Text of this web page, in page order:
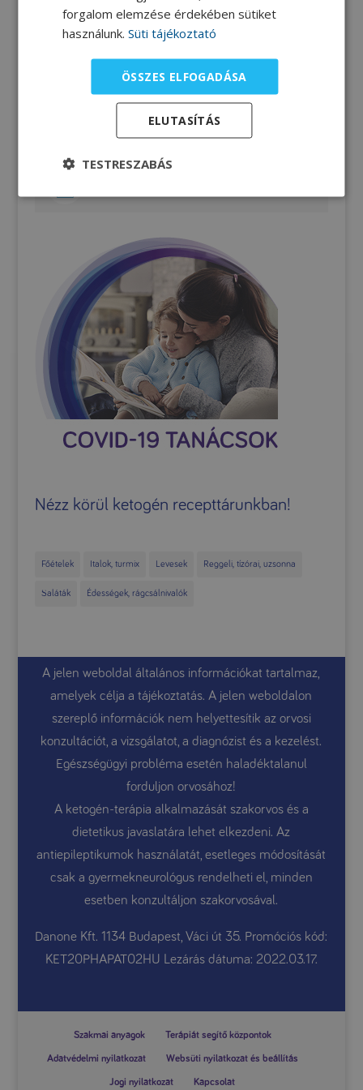
Zsír-fehérje arány
Élelmiszerek összetétele
Számítási gyakorlat
Nézz körül ketogén recepttárunkban!
Főételek Italok, turmix Levesek Reggeli, tízórai, uzsonna
Saláták Édességek, rágcsálnivalók
A jelen weboldal általános információkat tartalmaz,
amelyek célja a tájékoztatás. A jelen weboldalon
szereplő információk nem helyettesítik az orvosi
konzultációt, a vizsgálatot, a diagnózist és a kezelést.
Egészségügyi probléma esetén haladéktalanul
forduljon orvosához!
A ketogén-terápia alkalmazását szakorvos és a
dietetikus javaslatára lehet elkezdeni. Az
antiepileptikumok használatát, esetleges módosítását
csak a gyermekneurológus rendelheti el, minden
esetben konzultáljon szakorvosával.
Danone Kft. 1134 Budapest, Váci út 35. Promóciós kód:
KET20PHAPAT02HU Lezárás dátuma: 2022.03.17.
Szakmai anyagok Terápiát segítő központok
Adatvédelmi nyilatkozat Websüti nyilatkozat és beállítás
Jogi nyilatkozat Kapcsolat
forgalom elemzése érdekében sütiket
használunk. Süti tájékoztató
ÖSSZES ELFOGADÁSA
ELUTASÍTÁS
TESTRESZABÁS